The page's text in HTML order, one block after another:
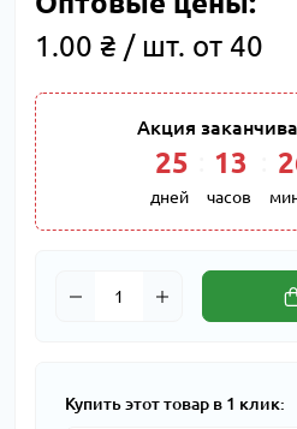
1.00 ₴ / шт. от 40
Акция
25
дней
13
часов
Купить этот товар в 1 клик: